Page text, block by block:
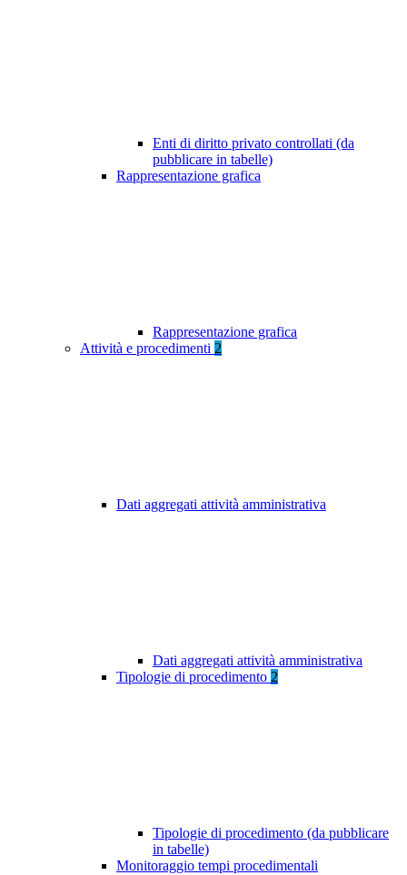
Enti di diritto privato controllati (da
pubblicare in tabelle)
Rappresentazione grafica
Rappresentazione grafica
Attività e procedimenti 2
Dati aggregati attività amministrativa
Dati aggregati attività amministrativa
Tipologie di procedimento 2
Tipologie di procedimento (da pubblicare
in tabelle)
Monitoraggio tempi procedimentali